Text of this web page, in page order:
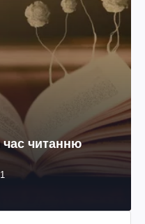
час читанню